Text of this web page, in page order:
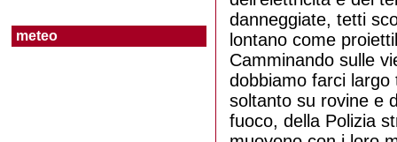
meteo
danneggiate, tetti
lontano come
Camminando sulle
dobbiamo farci
soltanto su rovine e
fuoco, della Polizia